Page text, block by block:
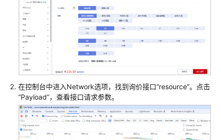
管
产
管
理
账
户
管
理
在控制台中进入Network选项，找到询价接口“resource”。点击
“Payload”，查看接口请求参数。